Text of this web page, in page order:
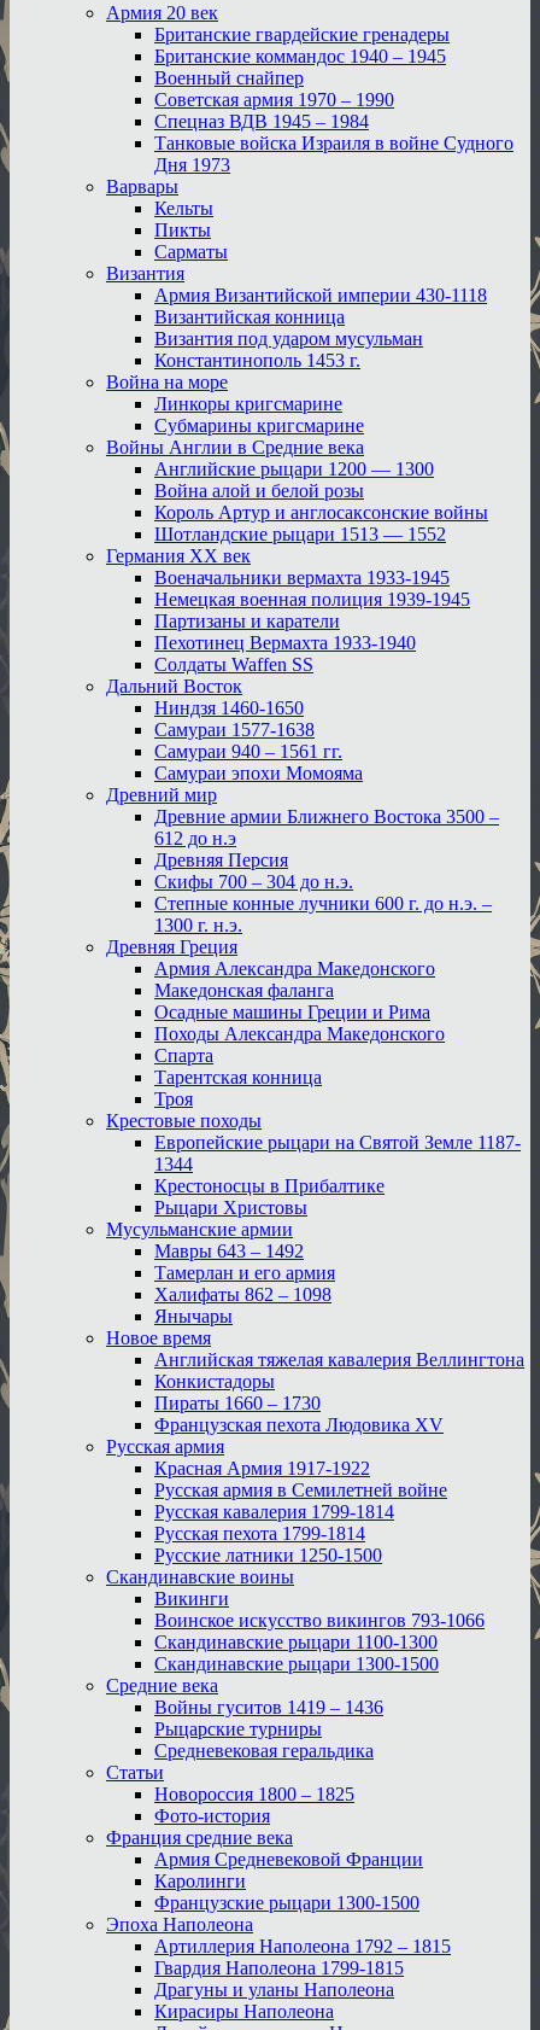
Армия 20 век
Британские гвардейские гренадеры
Британские коммандос 1940 – 1945
Военный снайпер
Советская армия 1970 – 1990
Спецназ ВДВ 1945 – 1984
Танковые войска Израиля в войне Судного
Дня 1973
Варвары
Кельты
Пикты
Сарматы
Византия
Армия Византийской империи 430-1118
Византийская конница
Византия под ударом мусульман
Константинополь 1453 г.
Война на море
Линкоры кригсмарине
Субмарины кригсмарине
Войны Англии в Средние века
Английские рыцари 1200 — 1300
Война алой и белой розы
Король Артур и англосаксонские войны
Шотландские рыцари 1513 — 1552
Германия XX век
Военачальники вермахта 1933-1945
Немецкая военная полиция 1939-1945
Партизаны и каратели
Пехотинец Вермахта 1933-1940
Солдаты Waffen SS
Дальний Восток
Ниндзя 1460-1650
Самураи 1577-1638
Самураи 940 – 1561 гг.
Самураи эпохи Момояма
Древний мир
Древние армии Ближнего Востока 3500 –
612 до н.э
Древняя Персия
Скифы 700 – 304 до н.э.
Степные конные лучники 600 г. до н.э. –
1300 г. н.э.
Древняя Греция
Армия Александра Македонского
Македонская фаланга
Осадные машины Греции и Рима
Походы Александра Македонского
Спарта
Тарентская конница
Троя
Крестовые походы
Европейские рыцари на Святой Земле 1187-
1344
Крестоносцы в Прибалтике
Рыцари Христовы
Мусульманские армии
Мавры 643 – 1492
Тамерлан и его армия
Халифаты 862 – 1098
Янычары
Новое время
Английская тяжелая кавалерия Веллингтона
Конкистадоры
Пираты 1660 – 1730
Французская пехота Людовика XV
Русская армия
Красная Армия 1917-1922
Русская армия в Семилетней войне
Русская кавалерия 1799-1814
Русская пехота 1799-1814
Русские латники 1250-1500
Скандинавские воины
Викинги
Воинское искусство викингов 793-1066
Скандинавские рыцари 1100-1300
Скандинавские рыцари 1300-1500
Средние века
Войны гуситов 1419 – 1436
Рыцарские турниры
Средневековая геральдика
Статьи
Новороссия 1800 – 1825
Фото-история
Франция средние века
Армия Средневековой Франции
Каролинги
Французские рыцари 1300-1500
Эпоха Наполеона
Артиллерия Наполеона 1792 – 1815
Гвардия Наполеона 1799-1815
Драгуны и уланы Наполеона
Кирасиры Наполеона